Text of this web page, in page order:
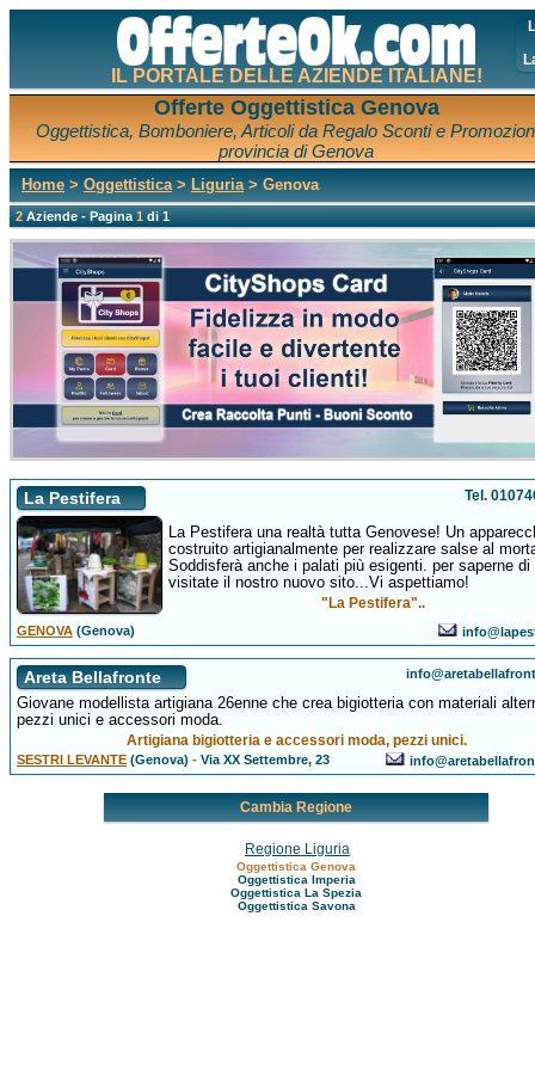
IL PORTALE DELLE AZIENDE ITALIANE!
Offerte Oggettistica Genova
Oggettistica, Bomboniere, Articoli da Regalo Sconti e
provincia di Genova
Home > Oggettistica> Liguria> Genova
2Aziende - Pagina1di 1
La Pestifera Tel.
La Pestifera una realtà tutta Genovese! Un
costruito artigianalmente per realizzare salse al
Soddisferà anche i palati più esigenti. per saperne di
visitate il nostro nuovo sito...Vi aspettiamo!
"La Pestifera"..
GENOVA(Genova)
Areta Bellafronte
Giovane modellista artigiana 26enne che crea bigiotteria con materiali
pezzi unici e accessori moda.
Artigiana bigiotteria e accessori moda, pezzi unici.
SESTRI LEVANTE(Genova) -Via XX Settembre, 23
Cambia Regione
Regione Liguria
Oggettistica Genova
Oggettistica Imperia
Oggettistica La Spezia
Oggettistica Savona